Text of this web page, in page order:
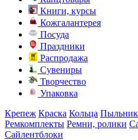
Книги, курсы
Кожгалантерея
Посуда
Праздники
Распродажа
Сувениры
Творчество
Упаковка
Крепеж Краска Кольца
Ремкомплекты Ремни, ролики
Сайлентблоки